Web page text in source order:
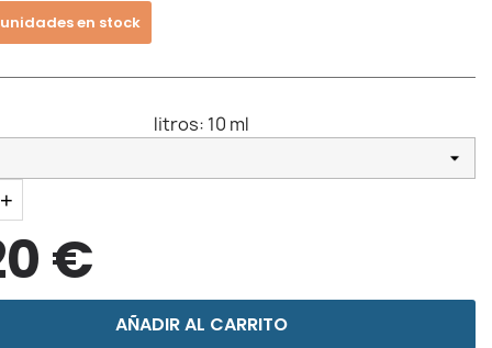
en stock
litros: 10 ml
+
€
AÑADIR AL CARRITO